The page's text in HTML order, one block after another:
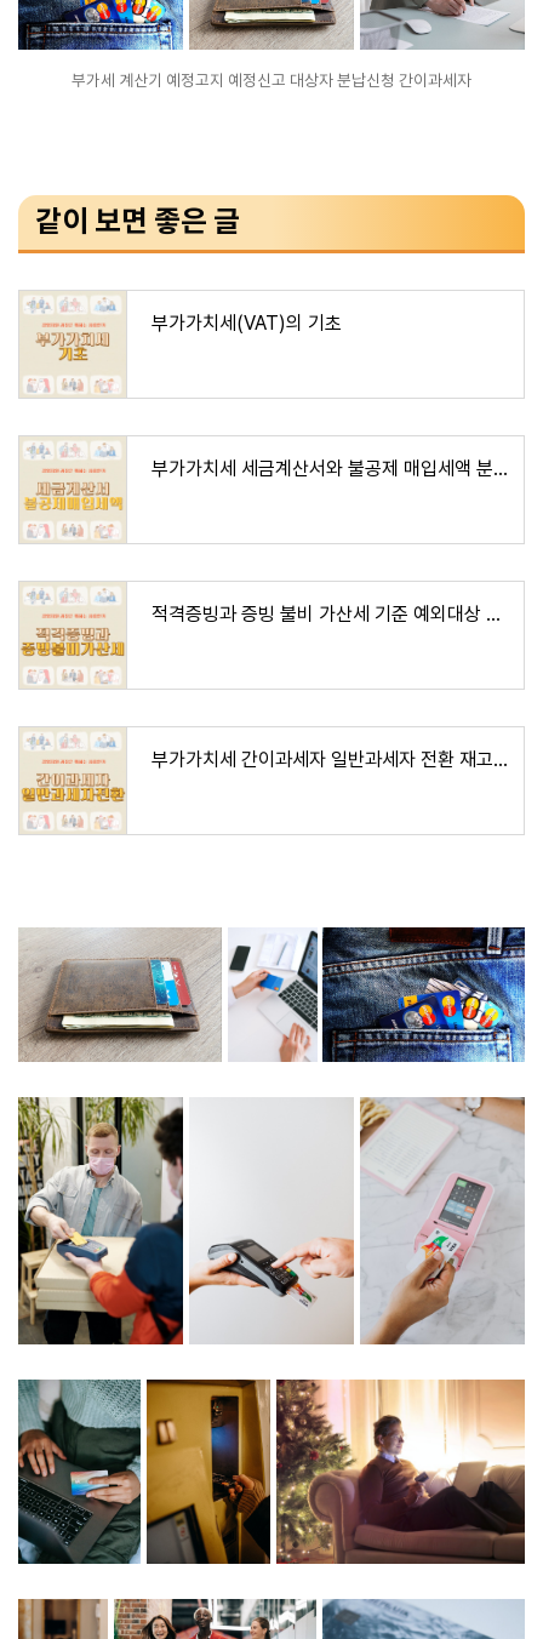
부가세 계산기 예정고지 예정신고 대상자 분납신청 간이과세자
같이 보면 좋은 글
부가가치세(VAT)의 기초
부가가치세 세금계산서와 불공제 매입세액 분개
적격증빙과 증빙 불비 가산세 기준 예외대상 접대비
부가가치세 간이과세자 일반과세자 전환 재고매입세액 공제